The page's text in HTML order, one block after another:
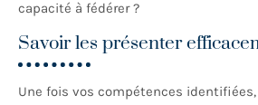
capacité à fédérer ?
Savoir les présenter
Une fois vos compétences